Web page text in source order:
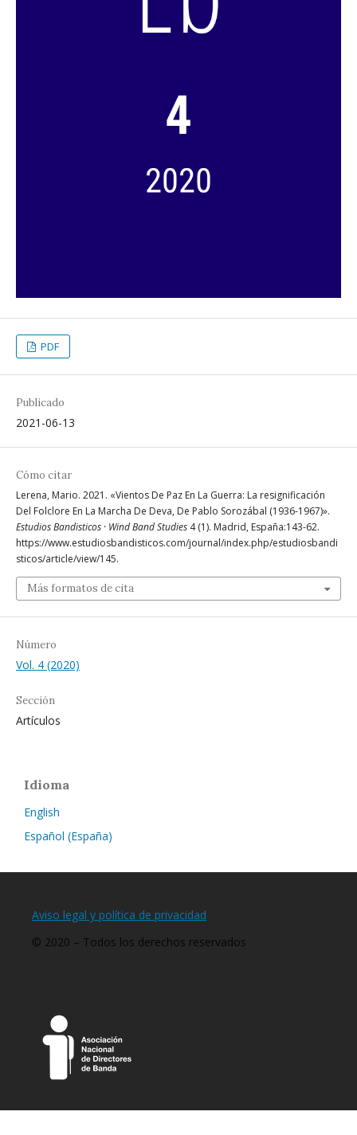
PDF
Publicado
2021-06-13
Cómo citar
Lerena, Mario. 2021. «Vientos De Paz En La Guerra: La resignificación
Del Folclore En La Marcha De Deva, De Pablo Sorozábal (1936-1967)».
Estudios Bandisticos · Wind Band Studies 4 (1). Madrid, España:143-62.
https://www.estudiosbandisticos.com/journal/index.php/estudiosbandi
sticos/article/view/145.
Más formatos de cita
Número
Vol. 4 (2020)
Sección
Artículos
Idioma
English
Español (España)
Aviso legal y política de privacidad
© 2020 – Todos los derechos reservados